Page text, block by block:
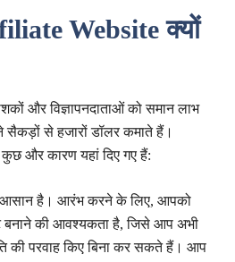
Website क्यों
और विज्ञापनदाताओं को समान लाभ
सैकड़ों से हजारों डॉलर कमाते हैं।
और कारण यहां दिए गए हैं:
आसान है। आरंभ करने के लिए, आपको
की आवश्यकता है, जिसे आप अभी
की परवाह किए बिना कर सकते हैं। आप